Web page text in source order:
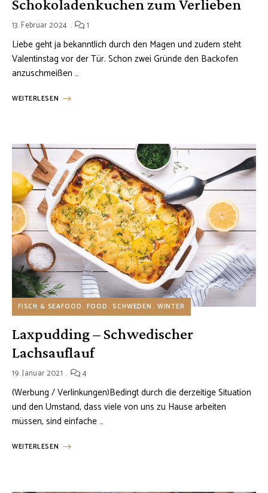
Schokoladenkuchen zum Verlieben
13. Februar 2024 1
Liebe geht ja bekanntlich durch den Magen und zudem steht
Valentinstag vor der Tür. Schon zwei Gründe den Backofen
anzuschmeißen …
WEITERLESEN
FISCH & SEAFOOD FOOD SCHWEDEN WINTER
Laxpudding – Schwedischer
Lachsauflauf
19. Januar 2021 4
(Werbung / Verlinkungen)Bedingt durch die derzeitige Situation
und den Umstand, dass viele von uns zu Hause arbeiten
müssen, sind einfache …
WEITERLESEN